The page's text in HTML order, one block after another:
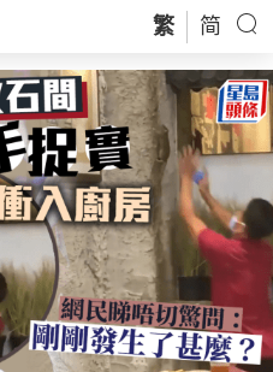
繁 简